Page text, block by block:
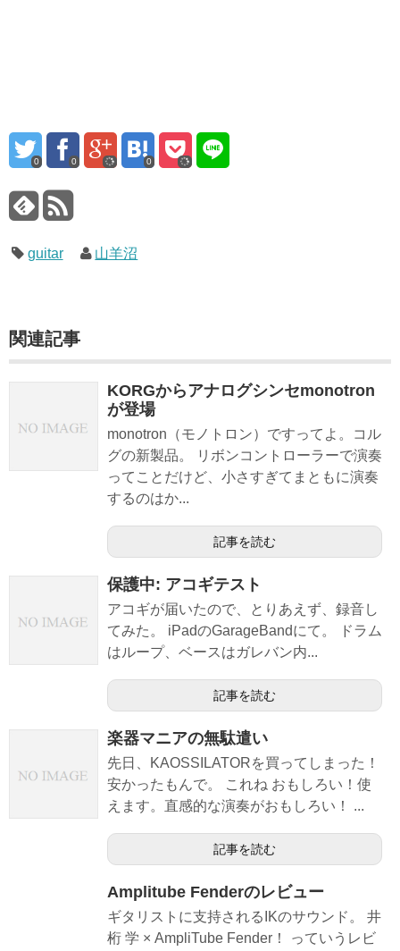
0 0 0
guitar 山羊沼
関連記事
KORGからアナログシンセmonotron
が登場
monotron（モノトロン）ですってよ。コル
グの新製品。 リボンコントローラーで演奏
ってことだけど、小さすぎてまともに演奏
するのはか...
記事を読む
保護中: アコギテスト
アコギが届いたので、とりあえず、録音し
てみた。 iPadのGarageBandにて。 ドラム
はループ、ベースはガレバン内...
記事を読む
楽器マニアの無駄遣い
先日、KAOSSILATORを買ってしまった！
安かったもんで。 これね おもしろい！使
えます。直感的な演奏がおもしろい！ ...
記事を読む
Amplitube Fenderのレビュー
ギタリストに支持されるIKのサウンド。 井
桁 学 × AmpliTube Fender！ っていうレビ